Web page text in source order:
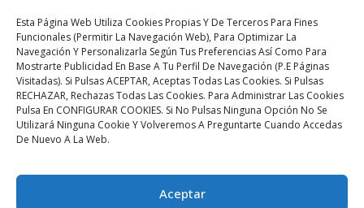
Esta Página Web Utiliza Cookies Propias Y De Terceros Para Fines
Funcionales (permitir La Navegación Web), Para Optimizar La
Navegación Y Personalizarla Según Tus Preferencias Así Como Para
Mostrarte Publicidad En Base A Tu Perfil De Navegación (p.e Páginas
Visitadas). Si Pulsas ACEPTAR, Aceptas Todas Las Cookies. Si Pulsas
RECHAZAR, Rechazas Todas Las Cookies. Para Administrar Las Cookies
Pulsa En CONFIGURAR COOKIES. Si No Pulsas Ninguna Opción No Se
Utilizará Ninguna Cookie Y Volveremos A Preguntarte Cuando Accedas
De Nuevo A La Web.
Aceptar
lo
que
hacemos
y
vendemos.
Aviso legal |
Condiciones de venta y envíos |